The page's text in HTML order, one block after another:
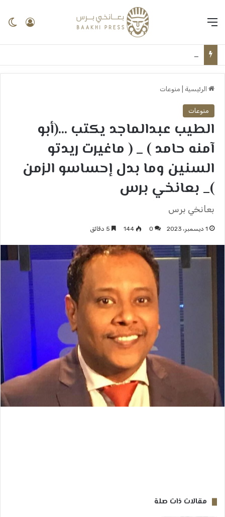
الرئيسية منوعات
منوعات
الطيب عبدالماجد يكتب …(أبو
آمنه حامد ) _ ( ماغيرت ريدتو
السنين وما بدل إحساسو الزمن
)_ بعانخي برس
بعانخي برس
1 ديسمبر، 2023 0
144
مقالات ذات صلة